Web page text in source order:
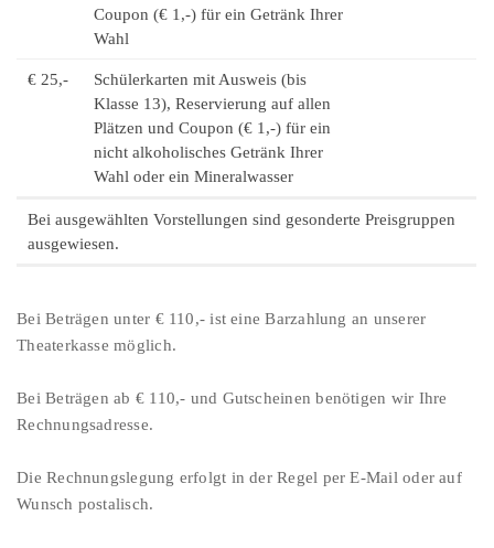
Coupon (€ 1,-) für ein Getränk Ihrer
Wahl
€ 25,-
Schülerkarten mit Ausweis (bis
Klasse 13), Reservierung auf allen
Plätzen und Coupon (€ 1,-) für ein
nicht alkoholisches Getränk Ihrer
Wahl oder ein Mineralwasser
Bei ausgewählten Vorstellungen sind gesonderte Preisgruppen
ausgewiesen.
Bei Beträgen unter € 110,- ist eine Barzahlung an unserer
Theaterkasse möglich.
Bei Beträgen ab € 110,- und Gutscheinen benötigen wir Ihre
Rechnungsadresse.
Die Rechnungslegung erfolgt in der Regel per E-Mail oder auf
Wunsch postalisch.